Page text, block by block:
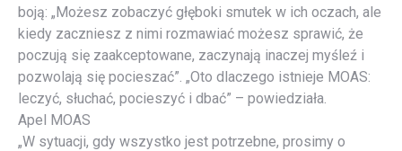
boją: „Możesz zobaczyć głęboki smutek w ich oczach, ale
kiedy zaczniesz z nimi rozmawiać możesz sprawić, że
poczują się zaakceptowane, zaczynają inaczej myśleź i
pozwolają się pocieszać”. „Oto dlaczego istnieje MOAS:
leczyć, słuchać, pocieszyć i dbać” – powiedziała.
Apel MOAS
„W sytuacji, gdy wszystko jest potrzebne, prosimy o